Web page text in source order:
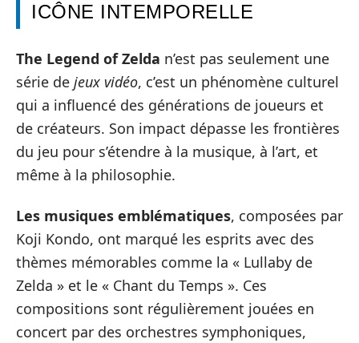
ICÔNE INTEMPORELLE
The Legend of Zelda n’est pas seulement une
série de jeux vidéo, c’est un phénomène culturel
qui a influencé des générations de joueurs et
de créateurs. Son impact dépasse les frontières
du jeu pour s’étendre à la musique, à l’art, et
même à la philosophie.
Les musiques emblématiques, composées par
Koji Kondo, ont marqué les esprits avec des
thèmes mémorables comme la « Lullaby de
Zelda » et le « Chant du Temps ». Ces
compositions sont régulièrement jouées en
concert par des orchestres symphoniques,